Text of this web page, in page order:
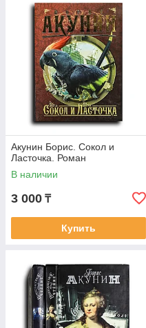
Акунин Борис. Сокол и
Ласточка. Роман
В наличии
3 000 ₸
Купить